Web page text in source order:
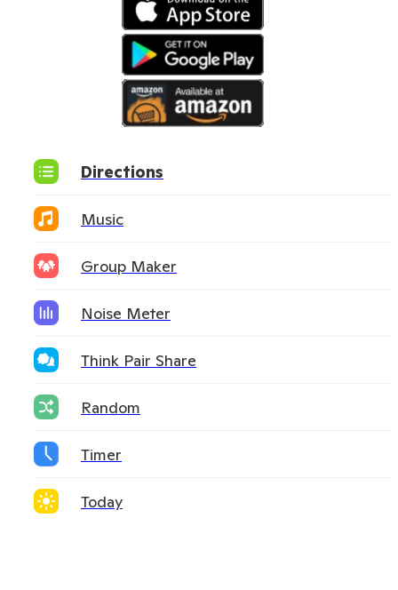
Directions
Music
Group Maker
Noise Meter
Think Pair Share
Random
Timer
Today